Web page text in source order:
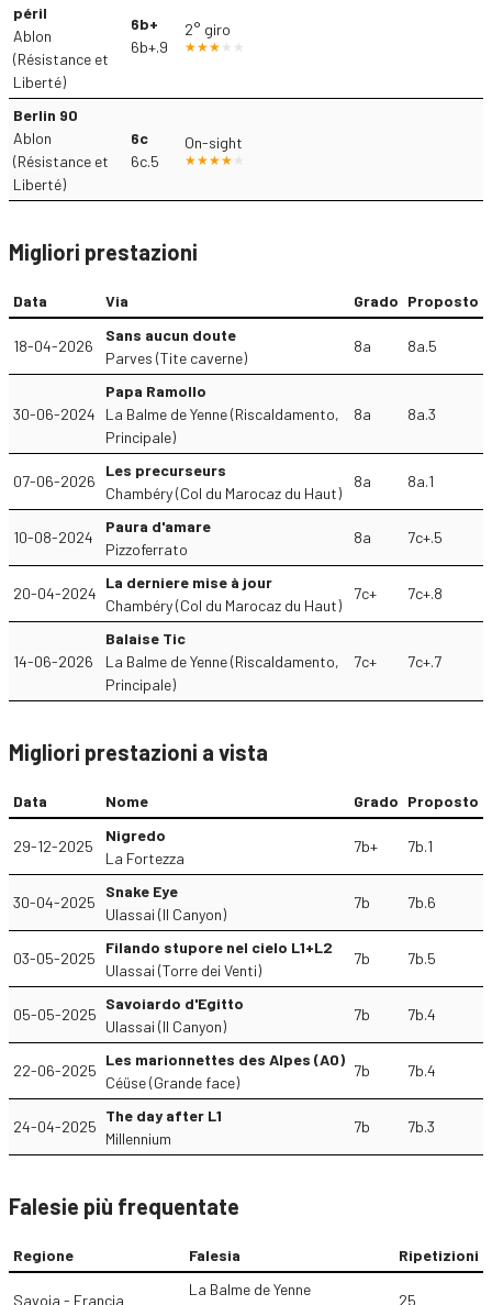
péril
Ablon
(Résistance et
Liberté)
6b+
6b+.9
2° giro
Berlin 90
Ablon
(Résistance et
Liberté)
6c
6c.5
On-sight
Migliori prestazioni
Data Via Grado Proposto
18-04-2026
Sans aucun doute
Parves (Tite caverne)
8a 8a.5
30-06-2024
Papa Ramollo
La Balme de Yenne (Riscaldamento,
Principale)
8a 8a.3
07-06-2026
Les precurseurs
Chambéry (Col du Marocaz du Haut)
8a 8a.1
10-08-2024
Paura d'amare
Pizzoferrato
8a 7c+.5
20-04-2024
La derniere mise à jour
Chambéry (Col du Marocaz du Haut)
7c+ 7c+.8
14-06-2026
Balaise Tic
La Balme de Yenne (Riscaldamento,
Principale)
7c+ 7c+.7
Migliori prestazioni a vista
Data Nome Grado Proposto
29-12-2025
Nigredo
La Fortezza
7b+ 7b.1
30-04-2025
Snake Eye
Ulassai (Il Canyon)
7b 7b.6
03-05-2025
Filando stupore nel cielo L1+L2
Ulassai (Torre dei Venti)
7b 7b.5
05-05-2025
Savoiardo d'Egitto
Ulassai (Il Canyon)
7b 7b.4
22-06-2025
Les marionnettes des Alpes (A0)
Céüse (Grande face)
7b 7b.4
24-04-2025
The day after L1
Millennium
7b 7b.3
Falesie più frequentate
Regione Falesia Ripetizioni
Savoia - Francia
La Balme de Yenne
25